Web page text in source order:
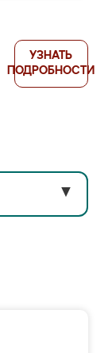
УЗНАТЬ
ПОДРОБНОСТИ
▼